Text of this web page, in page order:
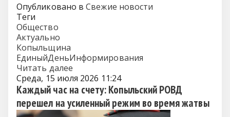
Опубликовано в Свежие новости
Теги
Общество
Актуально
Копыльщина
ЕдиныйДеньИнформирования
Читать далее
Среда, 15 июля 2026 11:24
Каждый час на счету: Копыльский РОВД
перешел на усиленный режим во время жатвы